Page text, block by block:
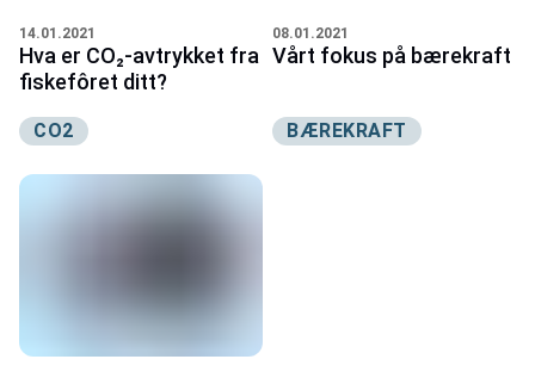
14.01.2021
Hva er CO₂-avtrykket fra
fiskefôret ditt?
CO2
08.01.2021
Vårt fokus på bærekraft
BÆREKRAFT